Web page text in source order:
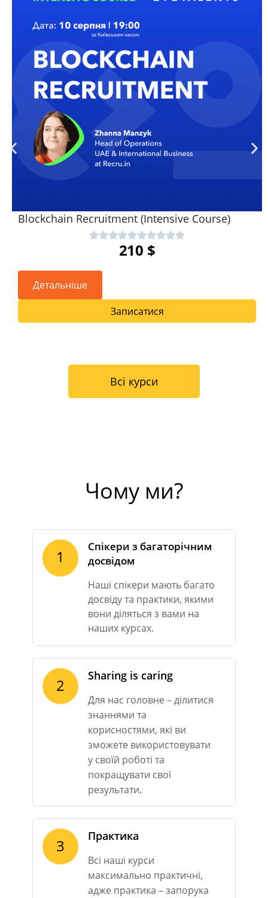
Blockchain Recruitment (Intensive Course)
210 $
Детальніше
Записатися
Всі курси
Чому ми?
1
Спікери з багаторічним
досвідом
Наші спікери мають багато
досвіду та практики, якими
вони діляться з вами на
наших курсах.
2 Sharing is caring
Для нас головне – ділитися
знаннями та
корисностями, які ви
зможете використовувати
у своїй роботі та
покращувати свої
результати.
3 Практика
Всі наші курси
максимально практичні,
адже практика – запорука